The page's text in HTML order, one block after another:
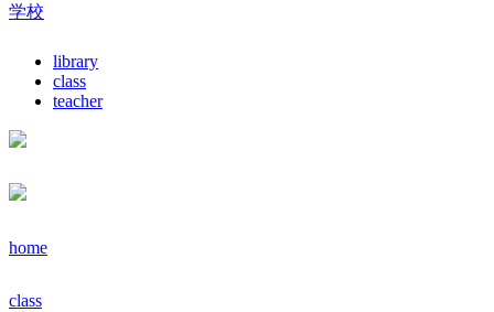
学校
library
class
teacher
home
class